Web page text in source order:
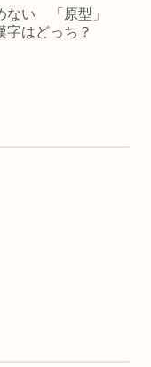
ない 「原型」
字はどっち？